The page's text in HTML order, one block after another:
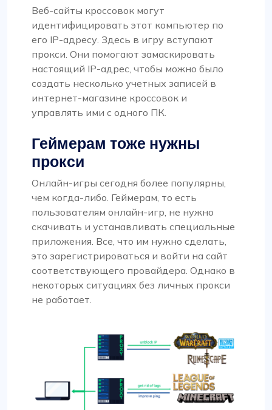
Веб-сайты кроссовок могут
идентифицировать этот компьютер по
его IP-адресу. Здесь в игру вступают
прокси. Они помогают замаскировать
настоящий IP-адрес, чтобы можно было
создать несколько учетных записей в
интернет-магазине кроссовок и
управлять ими с одного ПК.
Геймерам тоже нужны
прокси
Онлайн-игры сегодня более популярны,
чем когда-либо. Геймерам, то есть
пользователям онлайн-игр, не нужно
скачивать и устанавливать специальные
приложения. Все, что им нужно сделать,
это зарегистрироваться и войти на сайт
соответствующего провайдера. Однако в
некоторых ситуациях без личных прокси
не работает.